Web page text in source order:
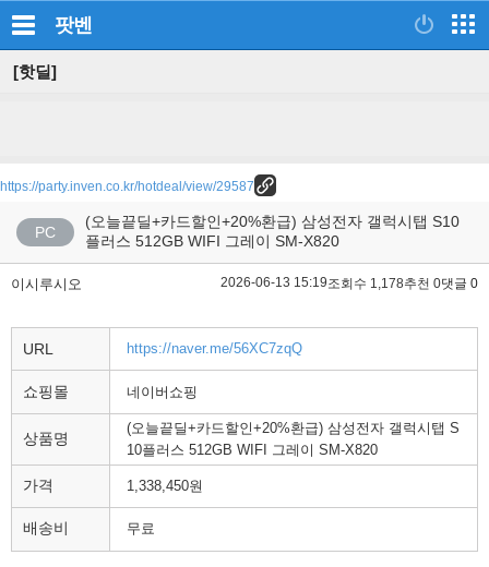
팟벤
[핫딜]
https://party.inven.co.kr/hotdeal/view/29587
PC
(오늘끝딜+카드할인+20%환급) 삼성전자 갤럭시탭 S10
플러스 512GB WIFI 그레이 SM-X820
이시루시오 2026-06-13 15:19조회수 1,178추천 0댓글 0
URL https://naver.me/56XC7zqQ
쇼핑몰 네이버쇼핑
상품명
(오늘끝딜+카드할인+20%환급) 삼성전자 갤럭시탭 S
10플러스 512GB WIFI 그레이 SM-X820
가격 1,338,450원
배송비 무료